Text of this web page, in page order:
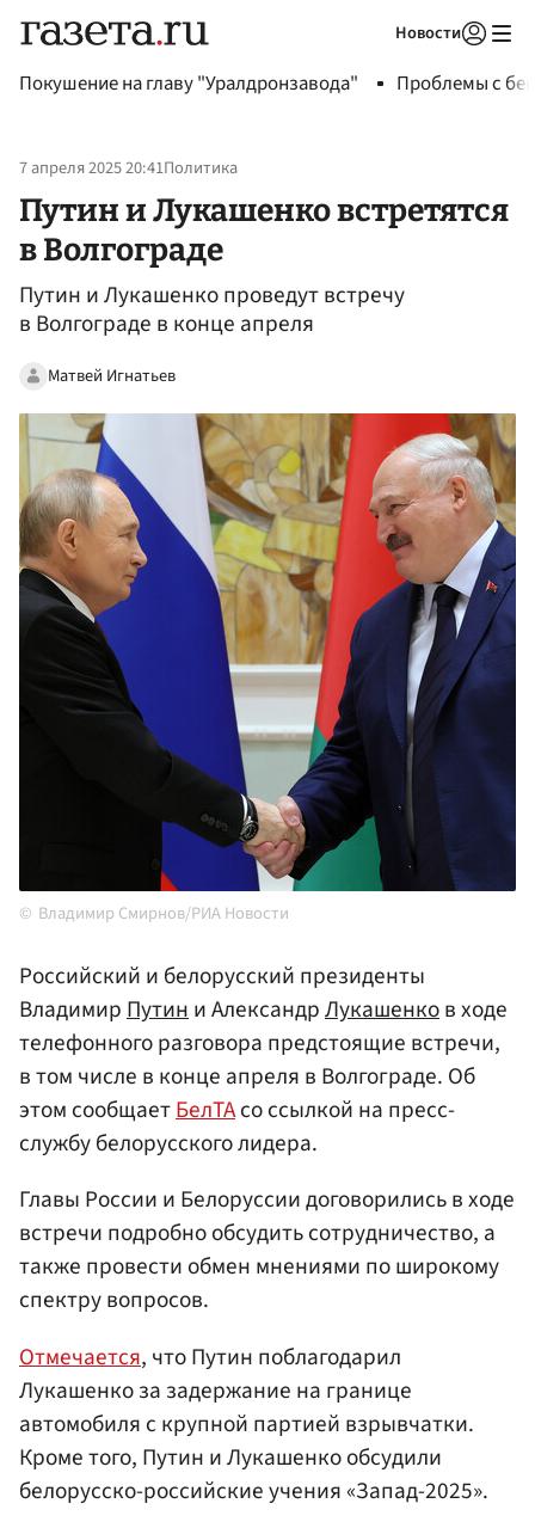
Новости
Покушение на главу "Уралдронзавода" Проблемы с
7 апреля 2025 20:41Политика
Путин и Лукашенко встретятся
в Волгограде
Путин и Лукашенко проведут встречу
в Волгограде в конце апреля
Матвей Игнатьев
Владимир Смирнов/РИА Новости
Российский и белорусский президенты
ВладимирПутини АлександрЛукашенков ходе
телефонного разговора предстоящие встречи,
в том числе в конце апреля в Волгограде. Об
этом сообщаетБелТАсо ссылкой на пресс-
службу белорусского лидера.
Главы России и Белоруссии договорились в ходе
встречи подробно обсудить сотрудничество, а
также провести обмен мнениями по широкому
спектру вопросов.
Отмечается, что Путин поблагодарил
Лукашенко за задержание на границе
автомобиля с крупной партией взрывчатки.
Кроме того, Путин и Лукашенко обсудили
белорусско-российские учения «Запад-2025».